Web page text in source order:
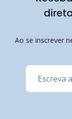
Ao se inscrever